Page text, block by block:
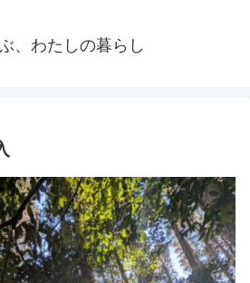
、わたしの暮らし